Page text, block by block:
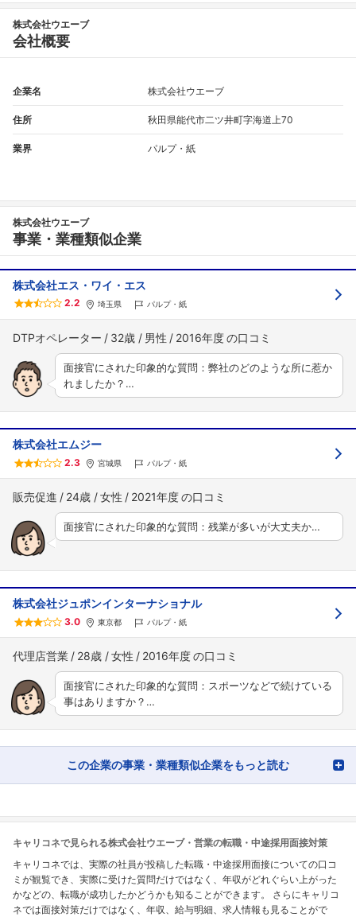
フォローしました
株式会社ウエーブ
会社概要
企業名 株式会社ウエーブ
住所 秋田県能代市二ツ井町字海道上70
業界 パルプ・紙
株式会社ウエーブ
事業・業種類似企業
株式会社エス・ワイ・エス
2.2 埼玉県 パルプ・紙
DTPオペレーター 32歳 男性 2016年度
面接官にされた印象的な質問：弊社のどのような所に惹か
れましたか？…
株式会社エムジー
2.3 宮城県 パルプ・紙
販売促進 24歳 女性 2021年度
面接官にされた印象的な質問：残業が多いが大丈夫か…
株式会社ジュポンインターナショナル
3.0 東京都 パルプ・紙
代理店営業 28歳 女性 2016年度
面接官にされた印象的な質問：スポーツなどで続けている
事はありますか？…
この企業の事業・業種類似企業をもっと読む
キャリコネで見られる株式会社ウエーブ・営業の転職・中途採用面接対策
キャリコネでは、実際の社員が投稿した転職・中途採用面接についての口コ
ミが観覧でき、実際に受けた質問だけではなく、年収がどれぐらい上がった
かなどの、転職が成功したかどうかも知ることができます。 さらにキャリコ
ネでは面接対策だけではなく、年収、給与明細、求人情報も見ることがで